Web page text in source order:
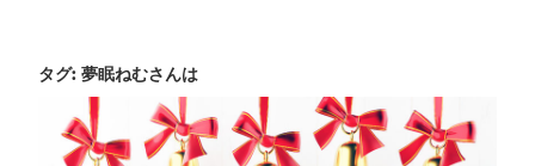
タグ: 夢眠ねむさんは